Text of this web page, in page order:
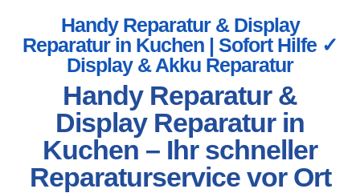
Handy Reparatur & Display
Reparatur in Kuchen | Sofort Hilfe ✓
Display & Akku Reparatur
Handy Reparatur &
Display Reparatur in
Kuchen – Ihr schneller
Reparaturservice vor Ort